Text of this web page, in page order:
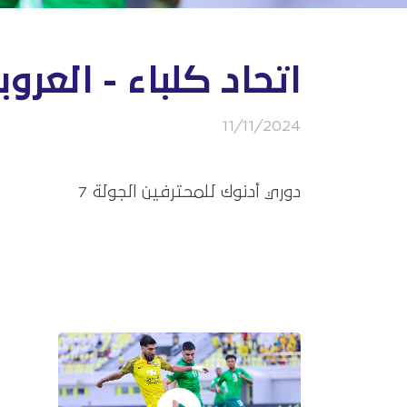
اتحاد كلباء -
11/11/2024
دوري أدنوك للمحترفين الجولة 7